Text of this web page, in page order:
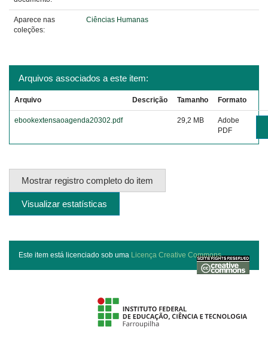
Aparece nas
coleções:
Ciências Humanas
Arquivos associados a este item:
Arquivo Descrição Tamanho Formato
ebookextensaoagenda20302.pdf 29,2 MB
Adobe
PDF
Mostrar registro completo do item
Visualizar estatísticas
Este item está licenciado sob uma Licença Creative Commons